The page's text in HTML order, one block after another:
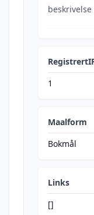
beskrivelse
1
Maalform
Bokmål
Links
[]